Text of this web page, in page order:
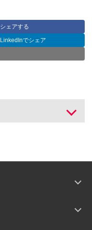
シェアする
LinkedInでシェア
開く